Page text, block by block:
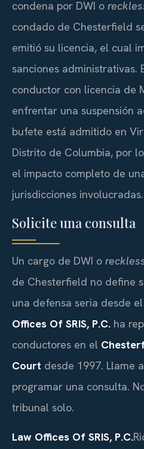
condena por DWI o
condado de Chesterfield
emitió su licencia, el cual
sanciones administrativas.
conductor con licencia de
enfrentar una suspensión
bufete está admitido en
Distrito de Columbia, por
el impacto completo de
jurisdicciones involucradas.
Solicite una consulta
Un cargo de DWI o
de Chesterfield no define
una defensa seria desde
Offices Of SRIS, P.C. ha
conductores en el
Court desde 1997. Llame
programar una consulta.
tribunal solo.
Law Offices Of SRIS, P.C.